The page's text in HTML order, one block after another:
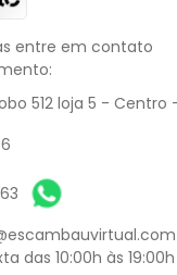
entre em contato
512 loja 5 - Centro
das 10:00h às